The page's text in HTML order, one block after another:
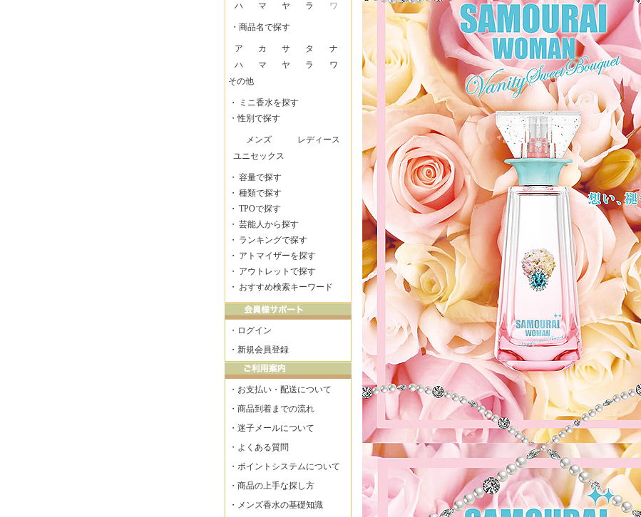
ハ
マ ヤ ラ ワ
・商品名で探す
ア カ サ タ
ナ
ハ
マ ヤ ラ
ワ
その他
・
ミニ香水を探す
・性別で探す
メンズ
レディース
ユニセックス
・ 容量で探す
・ 種類で探す
・ TPOで探す
・ 芸能人から探す
・ ランキングで探す
・ アトマイザーを探す
・ アウトレットで探す
・ おすすめ検索キーワード
・ ログイン
・ 新規会員登録
・ お支払い・配送について
・ 商品到着までの流れ
・ 迷子メールについて
・ よくある質問
・ ポイントシステムについて
・ 商品の上手な探し方
・ メンズ香水の基礎知識